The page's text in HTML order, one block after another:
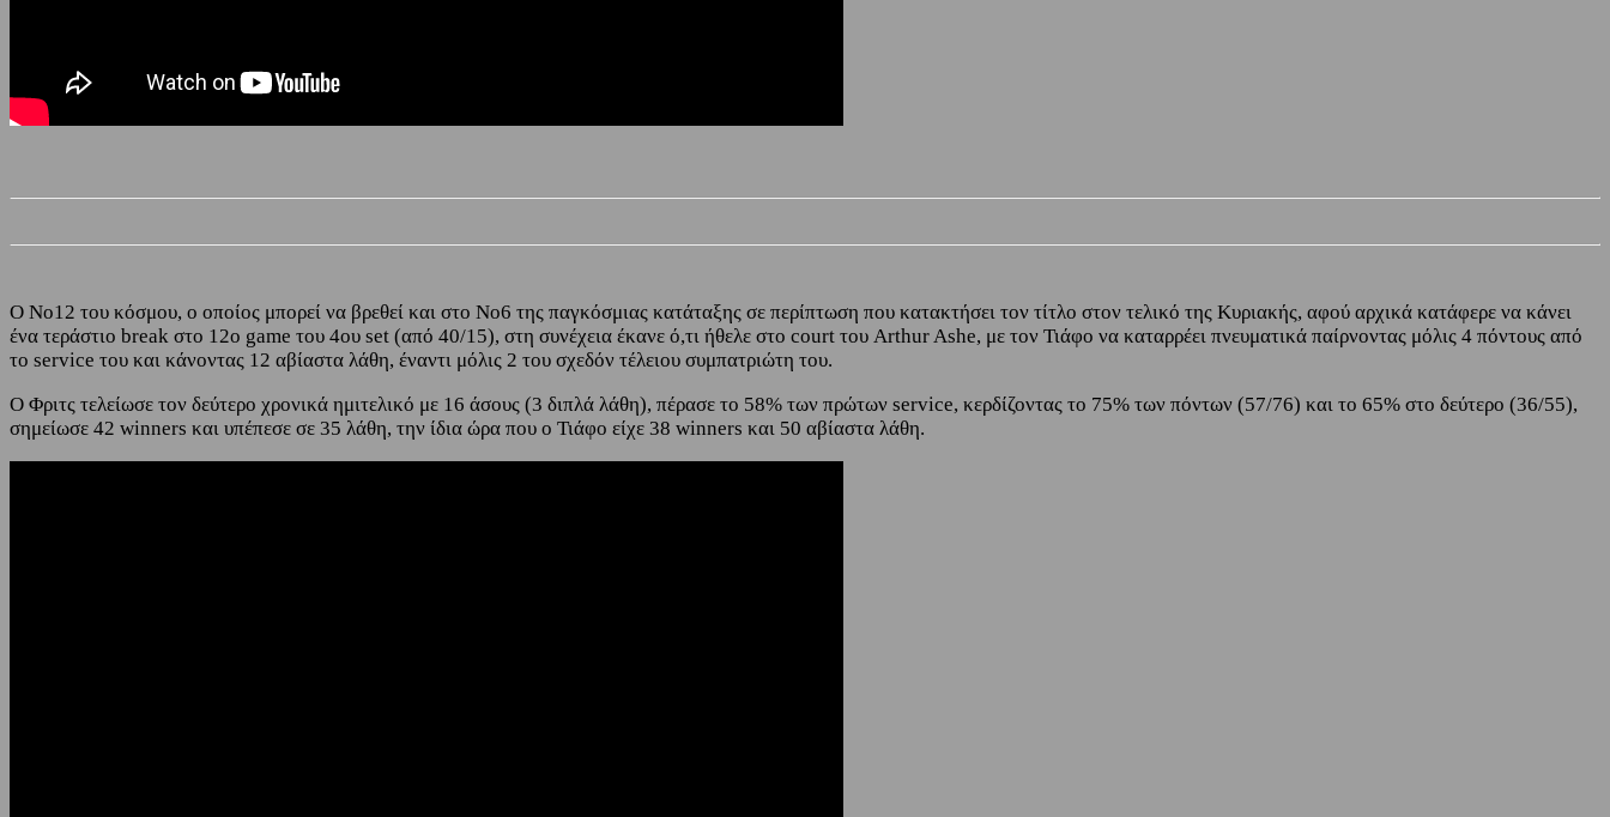
Ο Νο12 του κόσμου, o οποίος μπορεί να βρεθεί και στο Νο6 της παγκόσμιας κατάταξης σε περίπτωση που κατακτήσει τον τίτλο στον τελικό της Κυριακής, αφού αρχικά κατάφερε να κάνει
ένα τεράστιο break στο 12ο game του 4ου set (από 40/15), στη συνέχεια έκανε ό,τι ήθελε στο court του Arthur Ashe, με τον Τιάφο να καταρρέει πνευματικά παίρνοντας μόλις 4 πόντους από
το service του και κάνοντας 12 αβίαστα λάθη, έναντι μόλις 2 του σχεδόν τέλειου συμπατριώτη του.
Ο Φριτς τελείωσε τον δεύτερο χρονικά ημιτελικό με 16 άσους (3 διπλά λάθη), πέρασε το 58% των πρώτων service, κερδίζοντας το 75% των πόντων (57/76) και το 65% στο δεύτερο (36/55),
σημείωσε 42 winners και υπέπεσε σε 35 λάθη, την ίδια ώρα που ο Τιάφο είχε 38 winners και 50 αβίαστα λάθη.